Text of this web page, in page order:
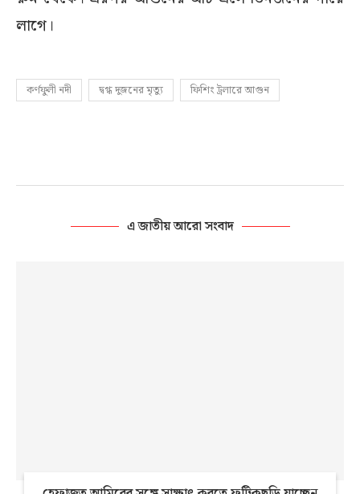
লাগে।
কর্ণফুলী নদী দ্বগ্ধ দুজনের মৃত্যু ফিশিং ট্রলারে আগুন
এ জাতীয় আরো সংবাদ